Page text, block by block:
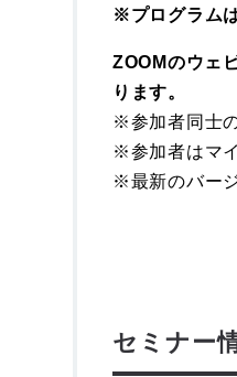
※プログラム
ZOOMのウェ
ります。
※参加者同士
※参加者はマ
※最新のバー
セミナー